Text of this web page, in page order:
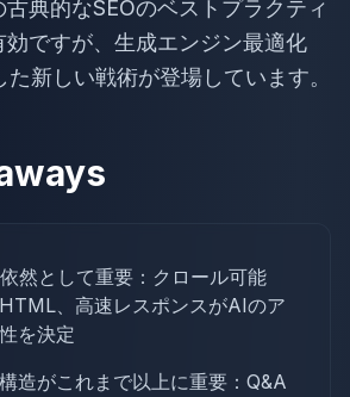
典的なSEOのベストプラクティ
効ですが、生成エンジン最適化
た新しい戦術が登場しています。
然として重要：クロール可能
、高速レスポンスがAIのア
を決定
造がこれまで以上に重要：Q&A